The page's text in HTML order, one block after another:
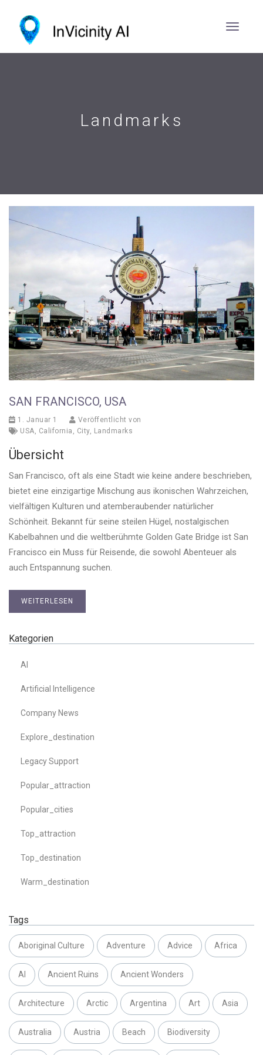
Landmarks
SAN FRANCISCO, USA
1. Januar 1
Veröffentlicht von
USA, California , City, Landmarks
Übersicht
San Francisco, oft als eine Stadt wie keine andere beschrieben,
bietet eine einzigartige Mischung aus ikonischen Wahrzeichen,
vielfältigen Kulturen und atemberaubender natürlicher
Schönheit. Bekannt für seine steilen Hügel, nostalgischen
Kabelbahnen und die weltberühmte Golden Gate Bridge ist San
Francisco ein Muss für Reisende, die sowohl Abenteuer als
auch Entspannung suchen.
WEITERLESEN
Kategorien
AI
Artificial Intelligence
Company News
Explore_destination
Legacy Support
Popular_attraction
Popular_cities
Top_attraction
Top_destination
Warm_destination
Tags
Aboriginal Culture Adventure Advice Africa
AI Ancient Ruins Ancient Wonders
Architecture Arctic Argentina Art Asia
Australia Austria Beach Biodiversity